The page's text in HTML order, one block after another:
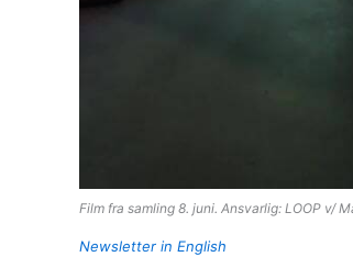
Film fra samling 8. juni. Ansvarlig: LOOP v/
Newsletter in English